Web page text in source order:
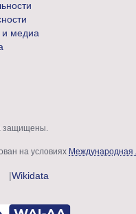
и медиа
защищены.
на условиях Международная
Wikidata